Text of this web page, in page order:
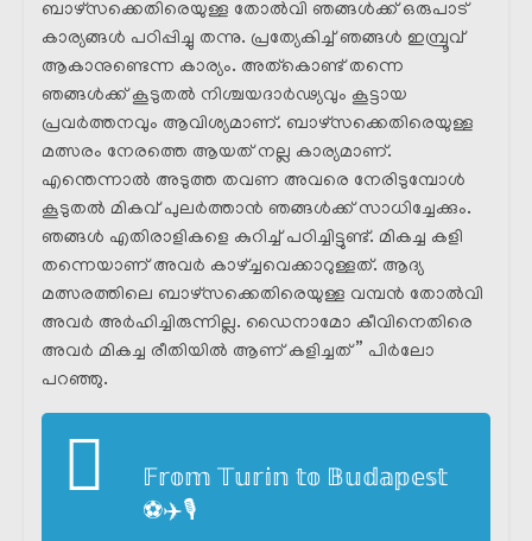
ബാഴ്‌സക്കെതിരെയുള്ള തോൽവി ഞങ്ങൾക്ക് ഒരുപാട്
കാര്യങ്ങൾ പഠിപ്പിച്ചു തന്നു. പ്രത്യേകിച്ച് ഞങ്ങൾ ഇമ്പ്രൂവ്
ആകാനുണ്ടെന്ന കാര്യം. അത്കൊണ്ട് തന്നെ
ഞങ്ങൾക്ക് കൂടുതൽ നിശ്ചയദാർഢ്യവും കൂട്ടായ
പ്രവർത്തനവും ആവിശ്യമാണ്. ബാഴ്‌സക്കെതിരെയുള്ള
മത്സരം നേരത്തെ ആയത് നല്ല കാര്യമാണ്.
എന്തെന്നാൽ അടുത്ത തവണ അവരെ നേരിടുമ്പോൾ
കൂടുതൽ മികവ് പുലർത്താൻ ഞങ്ങൾക്ക് സാധിച്ചേക്കും.
ഞങ്ങൾ എതിരാളികളെ കുറിച്ച് പഠിച്ചിട്ടുണ്ട്. മികച്ച കളി
തന്നെയാണ് അവർ കാഴ്ച്ചവെക്കാറുള്ളത്. ആദ്യ
മത്സരത്തിലെ ബാഴ്‌സക്കെതിരെയുള്ള വമ്പൻ തോൽവി
അവർ അർഹിച്ചിരുന്നില്ല. ഡൈനാമോ കീവിനെതിരെ
അവർ മികച്ച രീതിയിൽ ആണ് കളിച്ചത് ” പിർലോ
പറഞ്ഞു.
𝔽𝕣𝕠𝕞 𝕋𝕦𝕣𝕚𝕟 𝕥𝕠 𝔹𝕦𝕕𝕒𝕡𝕖𝕤𝕥
⚽✈️🎙